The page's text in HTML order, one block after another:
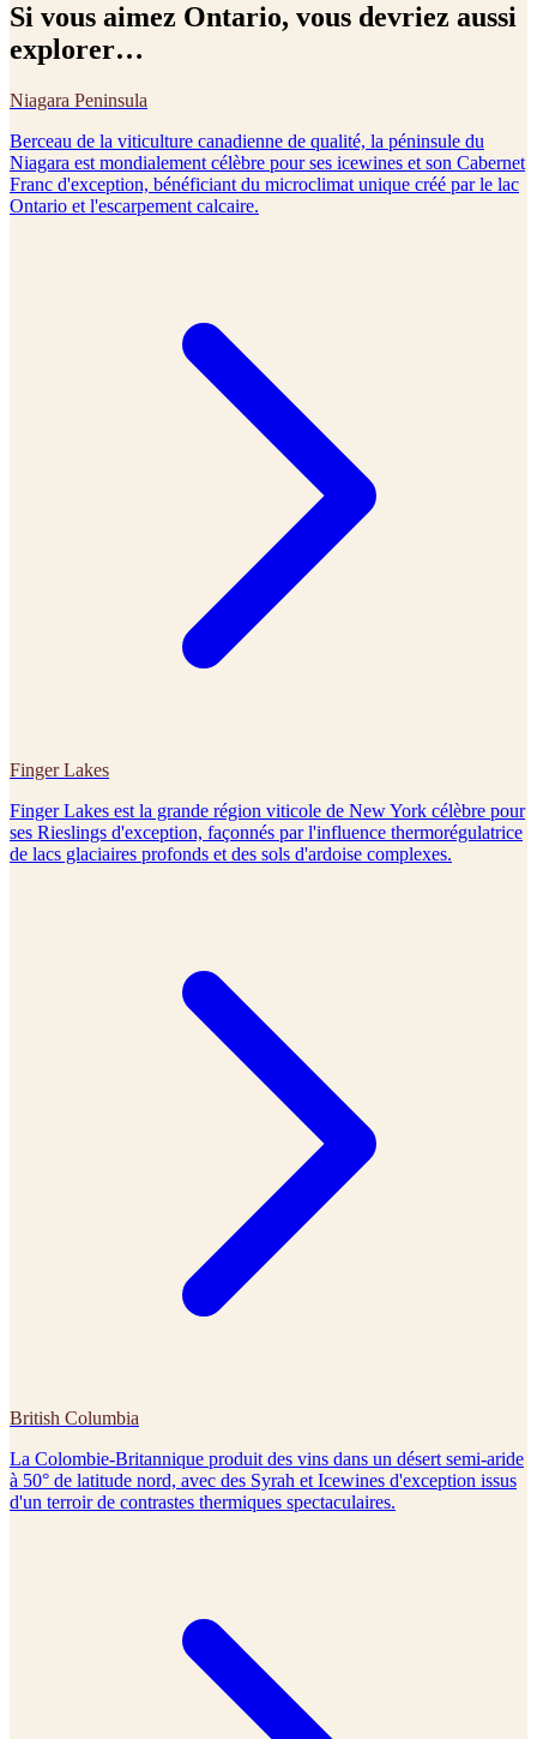
Si vous aimez Ontario, vous devriez aussi
explorer…
Niagara Peninsula
Berceau de la viticulture canadienne de qualité, la péninsule du
Niagara est mondialement célèbre pour ses icewines et son Cabernet
Franc d'exception, bénéficiant du microclimat unique créé par le lac
Ontario et l'escarpement calcaire.
Finger Lakes
Finger Lakes est la grande région viticole de New York célèbre pour
ses Rieslings d'exception, façonnés par l'influence thermorégulatrice
de lacs glaciaires profonds et des sols d'ardoise complexes.
British Columbia
La Colombie-Britannique produit des vins dans un désert semi-aride
à 50° de latitude nord, avec des Syrah et Icewines d'exception issus
d'un terroir de contrastes thermiques spectaculaires.